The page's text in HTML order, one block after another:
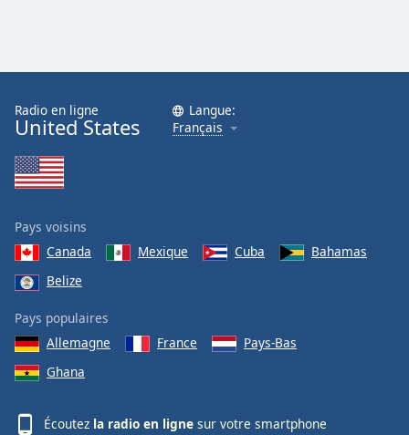
Radio en ligne
United States
Langue:
Français
Pays voisins
Canada
Mexique Cuba
Bahamas
Belize
Pays populaires
Allemagne
France
Pays-Bas
Ghana
Écoutez la radio en ligne sur votre smartphone